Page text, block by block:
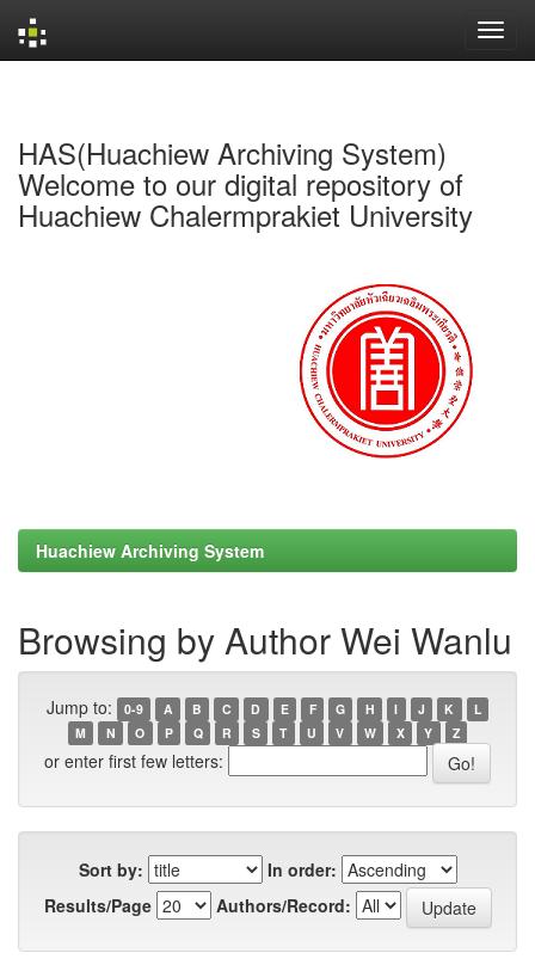
HAS(Huachiew Archiving System)
Welcome to our digital repository of
Huachiew Chalermprakiet University
Huachiew Archiving System
Browsing by Author Wei Wanlu
Jump to: 0-9 A B C D E F G H I J K
L
M
N O P Q R S T U V W X Y Z
or enter first few letters:
Sort by:
In order:
Results/Page
Authors/Record: